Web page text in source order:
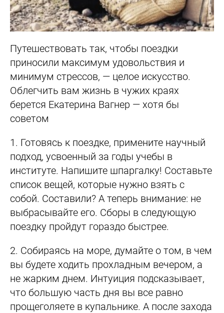
Путешествовать так, чтобы поездки
приносили максимум удовольствия и
минимум стрессов, — целое искусство.
Облегчить вам жизнь в чужих краях
берется Екатерина Вагнер — хотя бы
советом
1. Готовясь к поездке, примените научный
подход, усвоенный за годы учебы в
институте. Напишите шпаргалку! Cоставьте
список вещей, которые нужно взять с
собой. Составили? А теперь внимание: не
выбрасывайте его. Сборы в следующую
поездку пройдут гораздо быстрее.
2. Собираясь на море, думайте о том, в чем
вы будете ходить прохладным вечером, а
не жарким днем. Интуиция подсказывает,
что большую часть дня вы все равно
прощеголяете в купальнике. А после захода